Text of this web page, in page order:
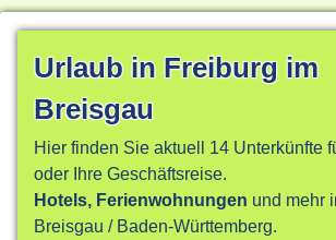
Urlaub in Freiburg im
Breisgau
Hier finden Sie aktuell 14 Unterkünfte
oder Ihre Geschäftsreise.
Hotels, Ferienwohnungen und mehr
Breisgau / Baden-Württemberg.